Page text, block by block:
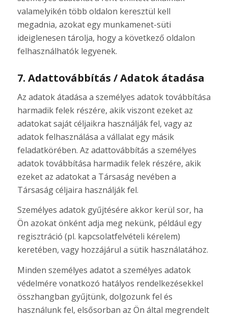
valamelyikén több oldalon keresztül kell
megadnia, azokat egy munkamenet-süti
ideiglenesen tárolja, hogy a következő oldalon
felhasználhatók legyenek.
7. Adattovábbítás / Adatok átadása
Az adatok átadása a személyes adatok továbbítása
harmadik felek részére, akik viszont ezeket az
adatokat saját céljaikra használják fel, vagy az
adatok felhasználása a vállalat egy másik
feladatkörében. Az adattovábbítás a személyes
adatok továbbítása harmadik felek részére, akik
ezeket az adatokat a Társaság nevében a
Társaság céljaira használják fel.
Személyes adatok gyűjtésére akkor kerül sor, ha
Ön azokat önként adja meg nekünk, például egy
regisztráció (pl. kapcsolatfelvételi kérelem)
keretében, vagy hozzájárul a sütik használatához.
Minden személyes adatot a személyes adatok
védelmére vonatkozó hatályos rendelkezésekkel
összhangban gyűjtünk, dolgozunk fel és
használunk fel, elsősorban az Ön által megrendelt